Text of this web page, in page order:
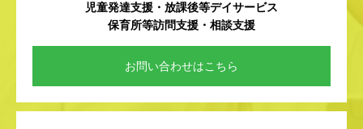
児童発達支援・放課後等デイサービス
保育所等訪問支援・相談支援
お問い合わせはこちら